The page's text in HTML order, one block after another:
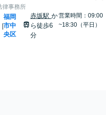
律事務所
|
福岡
市中
央区
赤坂駅 か
ら徒歩6
分
営業時間：09:00
~18:30（平日）